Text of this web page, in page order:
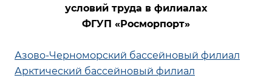
условий труда в филиалах
ФГУП «Росморпорт»
Азово-Черноморский бассейновый филиал
Арктический бассейновый филиал